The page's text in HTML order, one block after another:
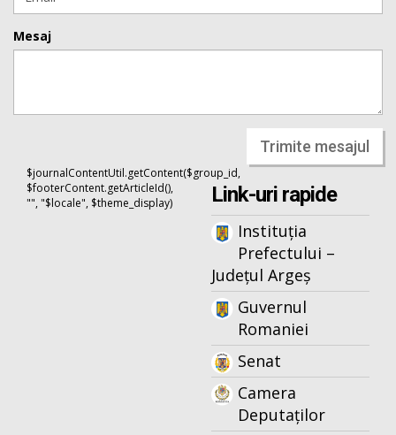
Mesaj
Trimite mesajul
$journalContentUtil.getContent($group_id,
$footerContent.getArticleId(),
"", "$locale", $theme_display)
Link-uri rapide
Instituția
Prefectului –
Județul Argeș
Guvernul
Romaniei
Senat
Camera
Deputaților